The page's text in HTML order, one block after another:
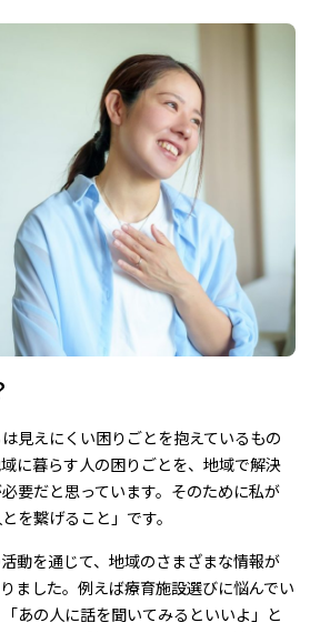
見えにくい困りごとを抱えているもの
に暮らす人の困りごとを、地域で解決
要だと思っています。そのために私が
を繋げること」です。
動を通じて、地域のさまざまな情報が
ました。例えば療育施設選びに悩んでい
あの人に話を聞いてみるといいよ」と